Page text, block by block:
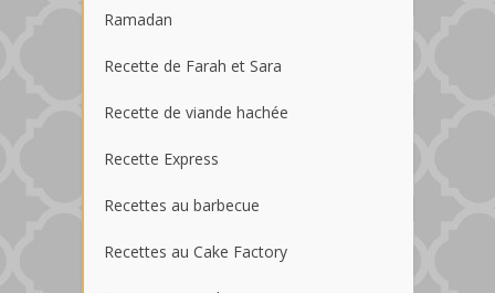
Ramadan
Recette de Farah et Sara
Recette de viande hachée
Recette Express
Recettes au barbecue
Recettes au Cake Factory